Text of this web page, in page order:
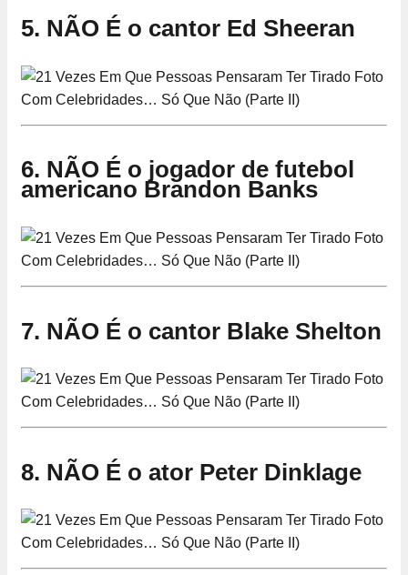
5. NÃO É o cantor Ed Sheeran
6. NÃO É o jogador de futebol
americano Brandon Banks
7. NÃO É o cantor Blake Shelton
8. NÃO É o ator Peter Dinklage